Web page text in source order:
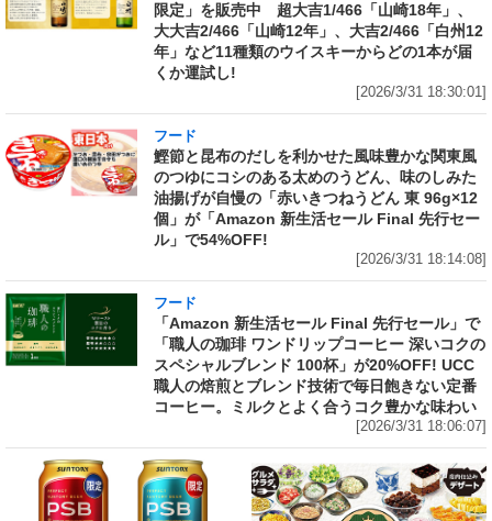
限定」を販売中 超大吉1/466「山崎18年」、
大大吉2/466「山崎12年」、大吉2/466「白州12
年」など11種類のウイスキーからどの1本が届
くか運試し!
[2026/3/31 18:30:01]
フード
鰹節と昆布のだしを利かせた風味豊かな関東風
のつゆにコシのある太めのうどん、味のしみた
油揚げが自慢の「赤いきつねうどん 東 96g×12
個」が「Amazon 新生活セール Final 先行セー
ル」で54%OFF!
[2026/3/31 18:14:08]
フード
「Amazon 新生活セール Final 先行セール」で
「職人の珈琲 ワンドリップコーヒー 深いコクの
スペシャルブレンド 100杯」が20%OFF! UCC
職人の焙煎とブレンド技術で毎日飽きない定番
コーヒー。ミルクとよく合うコク豊かな味わい
[2026/3/31 18:06:07]